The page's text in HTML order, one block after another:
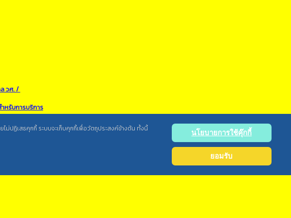
ปฏิเสธคุกกี้ ระบบจะเก็บคุกกี้เพื่อวัตถุประสงค์ข้างต้น ทั้งนี้
นโยบายการใช้คุ๊กกี้
ยอมรับ
วศ. /
หรับการบริการ